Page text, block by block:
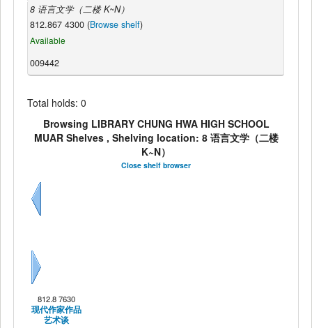
8 语言文学（二楼 K~N）
812.867 4300 (Browse shelf)
Available
009442
Total holds: 0
Browsing LIBRARY CHUNG HWA HIGH SCHOOL
MUAR Shelves , Shelving location: 8 语言文学（二楼
K~N）
Close shelf browser
812.8 7630
现代作家作品
艺术谈